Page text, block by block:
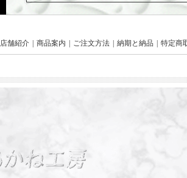
店舗紹介 商品案内 ご注文方法 納期と納品 特定商